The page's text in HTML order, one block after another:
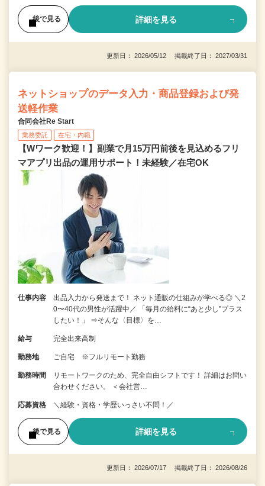
後で見る 詳細を見る
更新日： 2026/05/12 掲載終了日： 2027/03/31
ネットショップのデータ入力・商品登録および発
送軽作業
合同会社Re Start
業務委託 在宅・内職
【Wワーク歓迎！】副業で月15万円前後を見込めるフリ
マアプリ出品の運用サポート！未経験／在宅OK
仕事内容
出品入力から発送まで！ ネット通販の仕組みが学べる◎ ＼2
0〜40代の男性が活躍中／ 「毎月の給料に“あと少し”プラス
したい！」 ⇒そんな〈目標〉を…
給与 完全出来高制
勤務地 ご自宅 ※フルリモート勤務
勤務時間
リモートワークのため、完全自由シフトです！ 詳細はお問い
合わせください。 ＜会社営…
応募資格 ＼経験・資格・学歴いっさい不問！／
後で見る 詳細を見る
更新日： 2026/07/17 掲載終了日： 2026/08/26